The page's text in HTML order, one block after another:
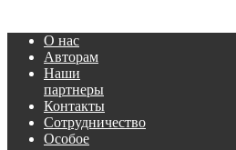
О нас
Авторам
Наши
партнеры
Контакты
Сотрудничество
Особое